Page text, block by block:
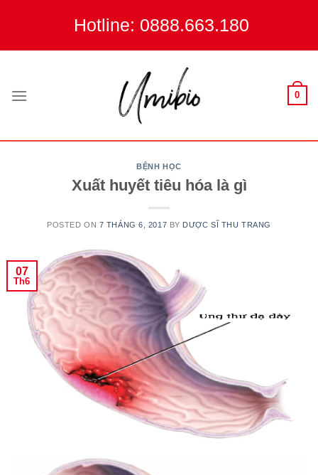
Hotline: 0888.663.180
0
BỆNH HỌC
Xuất huyết tiêu hóa là gì
POSTED ON 7 THÁNG 6, 2017 BY DƯỢC SĨ THU TRANG
07
Th6